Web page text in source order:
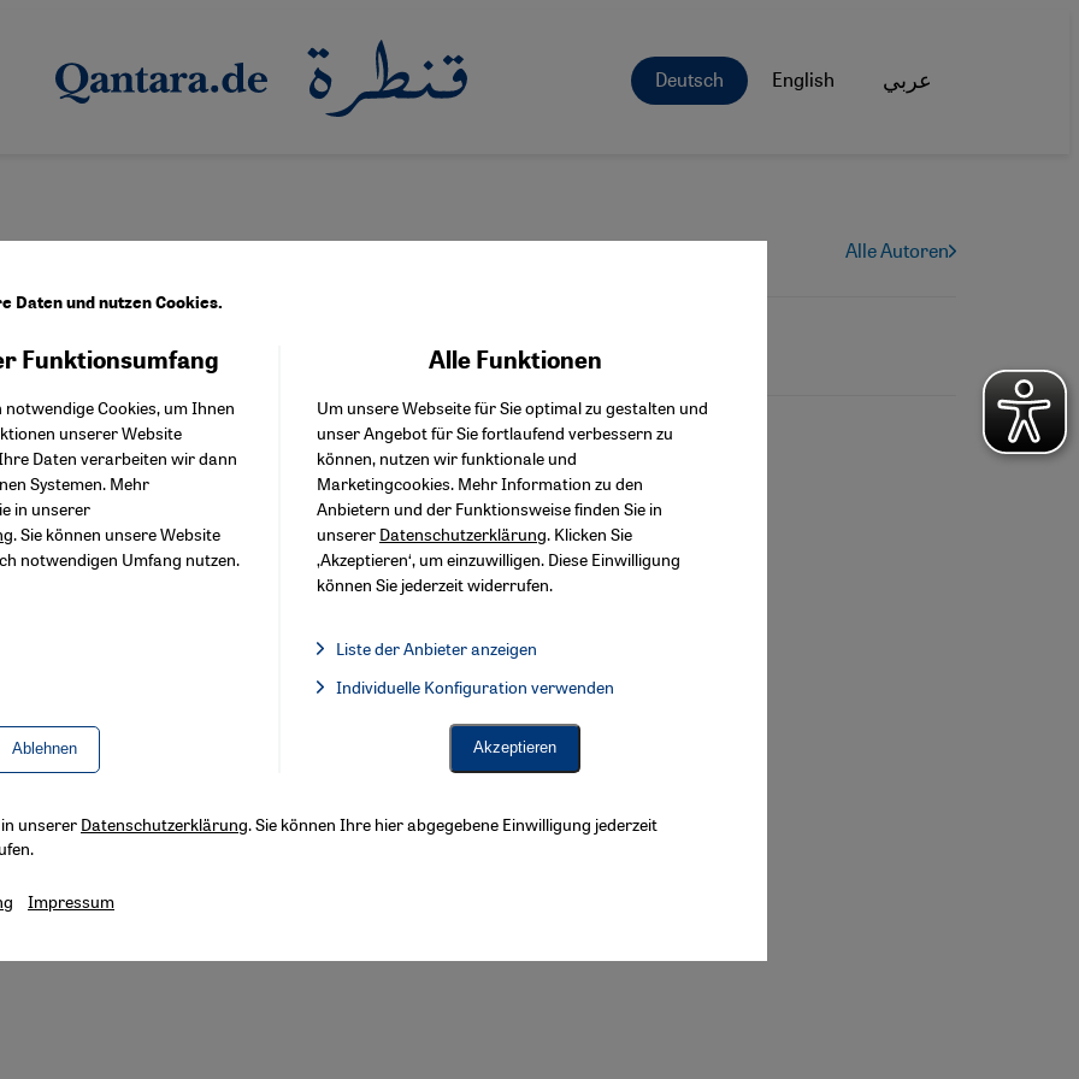
Deutsch English عربي
Alle Autoren
Daten und nutzen Cookies.
Funktionsumfang
Cookies, um Ihnen
unserer Website
Daten verarbeiten wir dann
Systemen. Mehr
in unserer
. Sie können unsere Website
notwendigen Umfang nutzen.
Ablehnen
Alle Funktionen
Um unsere Webseite für Sie optimal zu gestalten und
unser Angebot für Sie fortlaufend verbessern zu
können, nutzen wir funktionale und
Marketingcookies. Mehr Information zu den
Anbietern und der Funktionsweise finden Sie in
unserer Datenschutzerklärung. Klicken Sie
‚Akzeptieren‘, um einzuwilligen. Diese Einwilligung
können Sie jederzeit widerrufen.
Liste der Anbieter anzeigen
Facebook Embed / Facebook Connect, Google Maps Embed, Google Tag Manager, Instagram Embed,
Facebook Embed / Facebook Connect
Twitter Embed
Instagram Embed
Youtube Embed
Google Maps Embed
Individuelle Konfiguration verwenden
Akzeptieren
in unserer Datenschutzerklärung. Sie können Ihre hier abgegebene Einwilligung jederzeit
Impressum